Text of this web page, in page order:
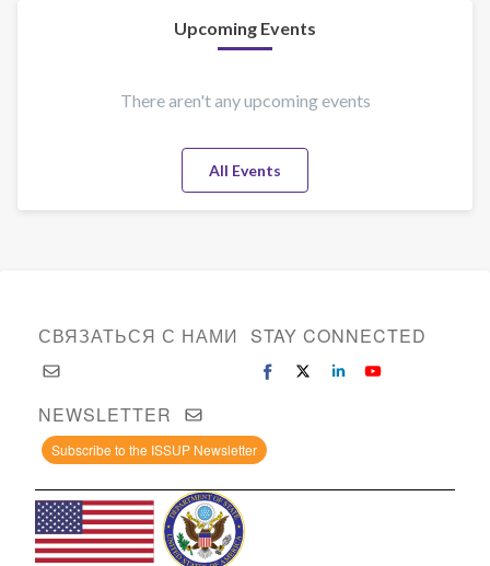
Upcoming Events
There aren't any upcoming events
All Events
СВЯЗАТЬСЯ С НАМИ STAY CONNECTED
NEWSLETTER
Subscribe to the ISSUP Newsletter